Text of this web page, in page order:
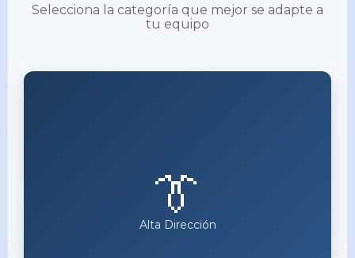
Selecciona la categoría que mejor se adapte a
tu equipo
👔
Alta Dirección